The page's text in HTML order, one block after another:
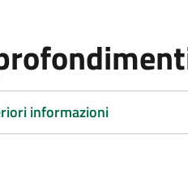
informazioni